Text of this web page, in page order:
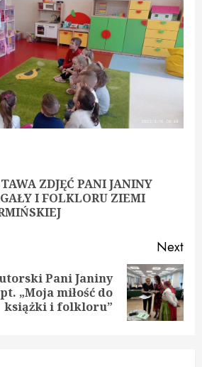
ZDJĘĆ PANI JANINY
I FOLKLORU ZIEMI
Next
Pani Janiny
„Moja miłość do
książki i folkloru”